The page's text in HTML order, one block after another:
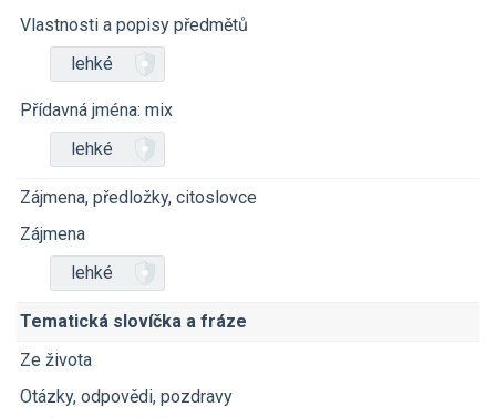
Vlastnosti a popisy předmětů
lehké
Přídavná jména: mix
lehké
Zájmena, předložky, citoslovce
Zájmena
lehké
Tematická slovíčka a fráze
Ze života
Otázky, odpovědi, pozdravy